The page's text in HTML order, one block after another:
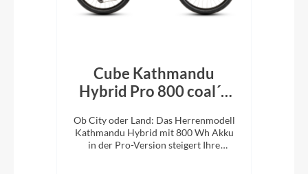
Cube Kathmandu
Hybrid Pro 800 coal´n
Ob City oder Land: Das Herrenmodell
Kathmandu Hybrid mit 800 Wh Akku
in der Pro-Version steigert Ihre